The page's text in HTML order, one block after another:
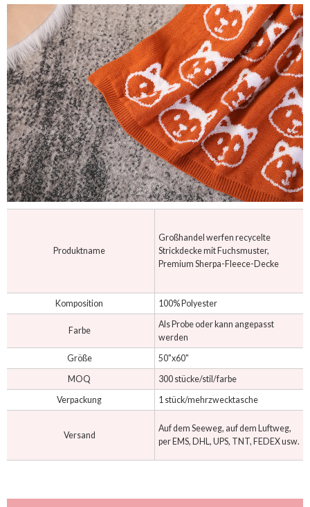
Produktname
Großhandel werfen recycelte
Strickdecke mit Fuchsmuster,
Premium Sherpa-Fleece-Decke
Komposition 100% Polyester
Farbe
Als Probe oder kann angepasst
werden
Größe
50"x60"
MOQ
300 stücke/stil/farbe
Verpackung
1 stück/mehrzwecktasche
Versand
Auf dem Seeweg, auf dem Luftweg,
per EMS, DHL, UPS, TNT, FEDEX usw.